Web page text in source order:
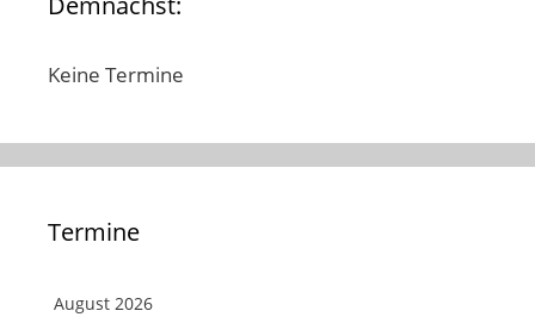
Keine Termine
Termine
August 2026